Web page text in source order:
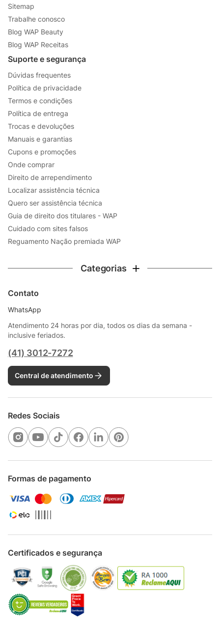
Sitemap
Trabalhe conosco
Blog WAP Beauty
Blog WAP Receitas
Suporte e segurança
Dúvidas frequentes
Política de privacidade
Termos e condições
Política de entrega
Trocas e devoluções
Manuais e garantias
Cupons e promoções
Onde comprar
Direito de arrependimento
Localizar assistência técnica
Quero ser assistência técnica
Guia de direito dos titulares - WAP
Cuidado com sites falsos
Reguamento Nação premiada WAP
Categorias
Contato
WhatsApp
Atendimento 24 horas por dia, todos os dias da semana -
inclusive feriados.
(41) 3012-7272
Central de atendimento
Redes Sociais
Formas de pagamento
Certificados e segurança